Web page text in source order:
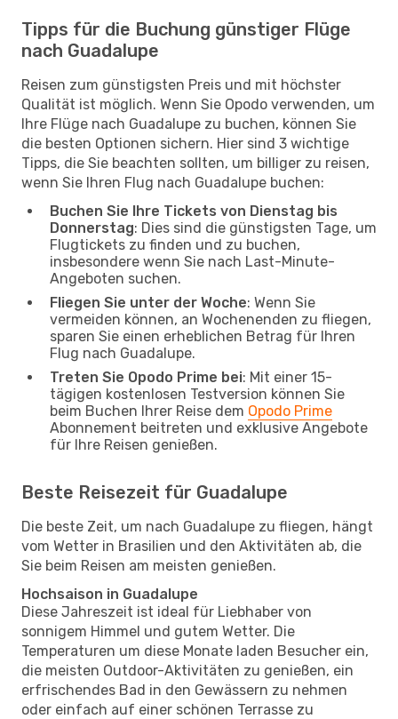
Tipps für die Buchung günstiger Flüge
nach Guadalupe
Reisen zum günstigsten Preis und mit höchster
Qualität ist möglich. Wenn Sie Opodo verwenden, um
Ihre Flüge nach Guadalupe zu buchen, können Sie
die besten Optionen sichern. Hier sind 3 wichtige
Tipps, die Sie beachten sollten, um billiger zu reisen,
wenn Sie Ihren Flug nach Guadalupe buchen:
Buchen Sie Ihre Tickets von Dienstag bis
Donnerstag: Dies sind die günstigsten Tage, um
Flugtickets zu finden und zu buchen,
insbesondere wenn Sie nach Last-Minute-
Angeboten suchen.
Fliegen Sie unter der Woche: Wenn Sie
vermeiden können, an Wochenenden zu fliegen,
sparen Sie einen erheblichen Betrag für Ihren
Flug nach Guadalupe.
Treten Sie Opodo Prime bei: Mit einer 15-
tägigen kostenlosen Testversion können Sie
beim Buchen Ihrer Reise dem Opodo Prime
Abonnement beitreten und exklusive Angebote
für Ihre Reisen genießen.
Beste Reisezeit für Guadalupe
Die beste Zeit, um nach Guadalupe zu fliegen, hängt
vom Wetter in Brasilien und den Aktivitäten ab, die
Sie beim Reisen am meisten genießen.
Hochsaison in Guadalupe
Diese Jahreszeit ist ideal für Liebhaber von
sonnigem Himmel und gutem Wetter. Die
Temperaturen um diese Monate laden Besucher ein,
die meisten Outdoor-Aktivitäten zu genießen, ein
erfrischendes Bad in den Gewässern zu nehmen
oder einfach auf einer schönen Terrasse zu